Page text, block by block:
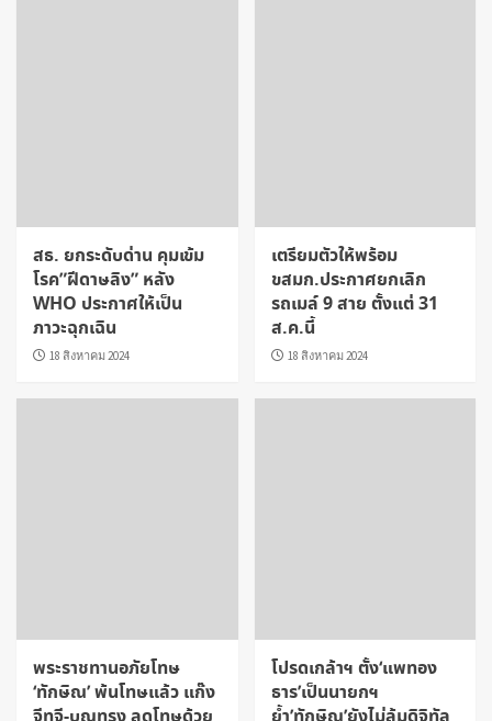
สธ. ยกระดับด่าน คุมเข้ม
โรค”ฝีดาษลิง” หลัง
WHO ประกาศให้เป็น
ภาวะฉุกเฉิน
18 สิงหาคม 2024
เตรียมตัวให้พร้อม
ขสมก.ประกาศยกเลิก
รถเมล์ 9 สาย ตั้งแต่ 31
ส.ค.นี้
18 สิงหาคม 2024
พระราชทานอภัยโทษ
‘ทักษิณ’ พ้นโทษแล้ว แก๊ง
โปรดเกล้าฯ ตั้ง‘แพทอง
ธาร’เป็นนายกฯ